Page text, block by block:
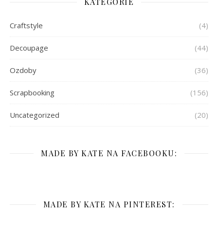
Craftstyle (4)
Decoupage (44)
Ozdoby (36)
Scrapbooking (156)
Uncategorized (20)
MADE BY KATE NA FACEBOOKU:
MADE BY KATE NA PINTEREST: